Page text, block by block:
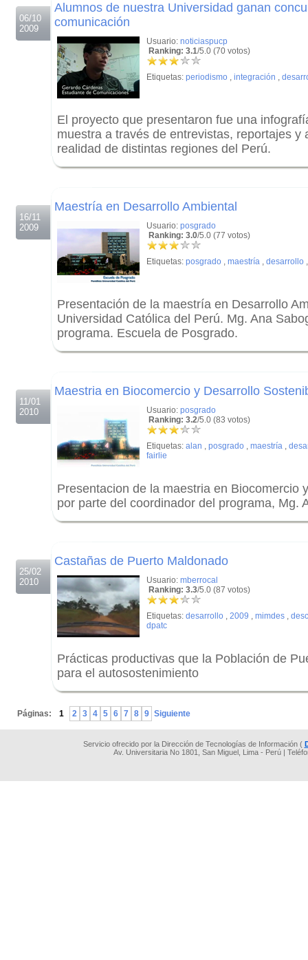
06/10
2009
Alumnos de nuestra Universidad ganan
comunicación
Usuario: noticiaspucp
Ranking: 3.1/5.0 (70 votos)
Etiquetas: periodismo , integración ,
El proyecto que presentaron fue una
muestra a través de entrevistas, reportajes y
realidad de distintas regiones del Perú.
16/11
2009
Maestría en Desarrollo Ambiental
Usuario: posgrado
Ranking: 3.0/5.0 (77 votos)
Etiquetas: posgrado , maestría , desarrollo
Presentación de la maestría en Desarrollo
Universidad Católica del Perú. Mg. Ana
programa. Escuela de Posgrado.
11/01
2010
Maestria en Biocomercio y Desarrollo
Usuario: posgrado
Ranking: 3.2/5.0 (83 votos)
Etiquetas: alan , posgrado , maestría ,
fairlie
Presentacion de la maestria en Biocomercio
por parte del coordinador del programa, Mg.
25/02
2010
Castañas de Puerto Maldonado
Usuario: mberrocal
Ranking: 3.3/5.0 (87 votos)
Etiquetas: desarrollo , 2009 , mimdes ,
dpatc
Prácticas productivas que la Población de
para el autosostenimiento
Páginas: 1 2 3 4 5 6 7 8 9 Siguiente
Servicio ofrecido por la Dirección de Tecnologías de Información (
Av. Universitaria No 1801, San Miguel, Lima - Perú |